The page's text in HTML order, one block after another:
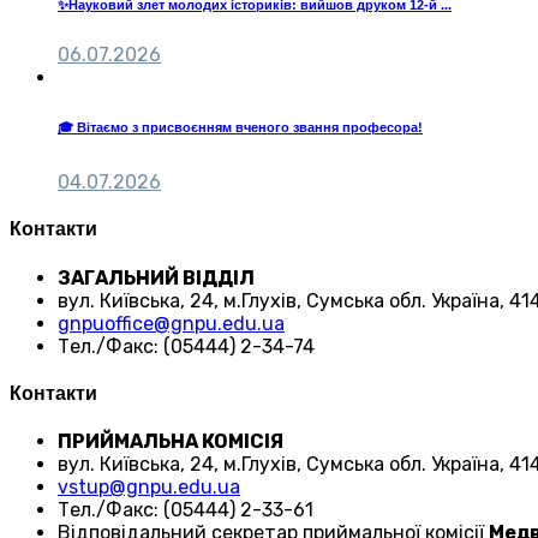
✨Науковий злет молодих істориків: вийшов друком 12-й ...
06.07.2026
🎓 Вітаємо з присвоєнням вченого звання професора!
04.07.2026
Контакти
ЗАГАЛЬНИЙ ВІДДІЛ
вул. Київська, 24, м.Глухів, Сумська обл. Україна,
gnpuoffice@gnpu.edu.ua
Тел./Факс: (05444) 2-34-74
Контакти
ПРИЙМАЛЬНА КОМІСІЯ
вул. Київська, 24, м.Глухів, Сумська обл. Україна,
vstup@gnpu.edu.ua
Тел./Факс: (05444) 2-33-61
Відповідальний секретар приймальної комісії